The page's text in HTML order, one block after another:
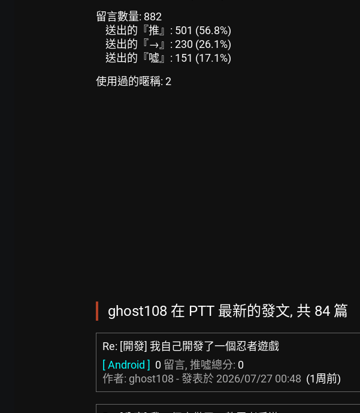
留言數量: 882
送出的『推』: 501 (56.8%)
送出的『→』: 230 (26.1%)
送出的『噓』: 151 (17.1%)
使用過的暱稱: 2
ghost108 在 PTT 最新的發文, 共 84 篇
Re: [開發] 我自己開發了一個忍者遊戲
[ Android ] 0 留言, 推噓總分: 0
作者: ghost108 - 發表於 2026/07/27 00:48 (1周前)